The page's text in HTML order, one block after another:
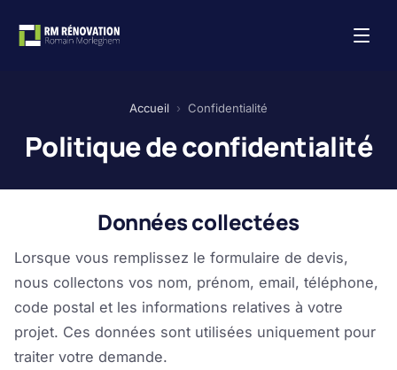
Accueil › Confidentialité
Politique de confidentialité
Données collectées
Lorsque vous remplissez le formulaire de devis,
nous collectons vos nom, prénom, email, téléphone,
code postal et les informations relatives à votre
projet. Ces données sont utilisées uniquement pour
traiter votre demande.